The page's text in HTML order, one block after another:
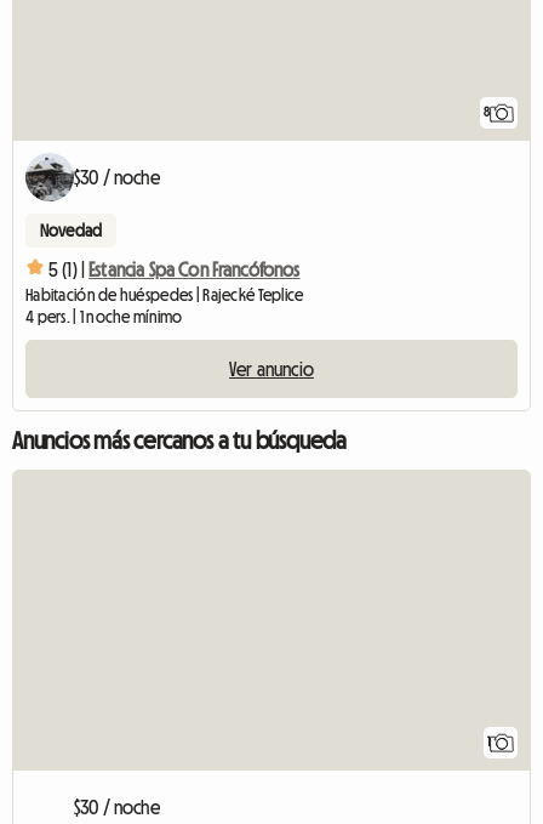
8
$30 / noche
Novedad
5 (1) | Estancia Spa Con Francófonos
Habitación de huéspedes | Rajecké Teplice
4 pers. | 1 noche mínimo
Ver anuncio
Anuncios más cercanos a tu búsqueda
$30 / noche